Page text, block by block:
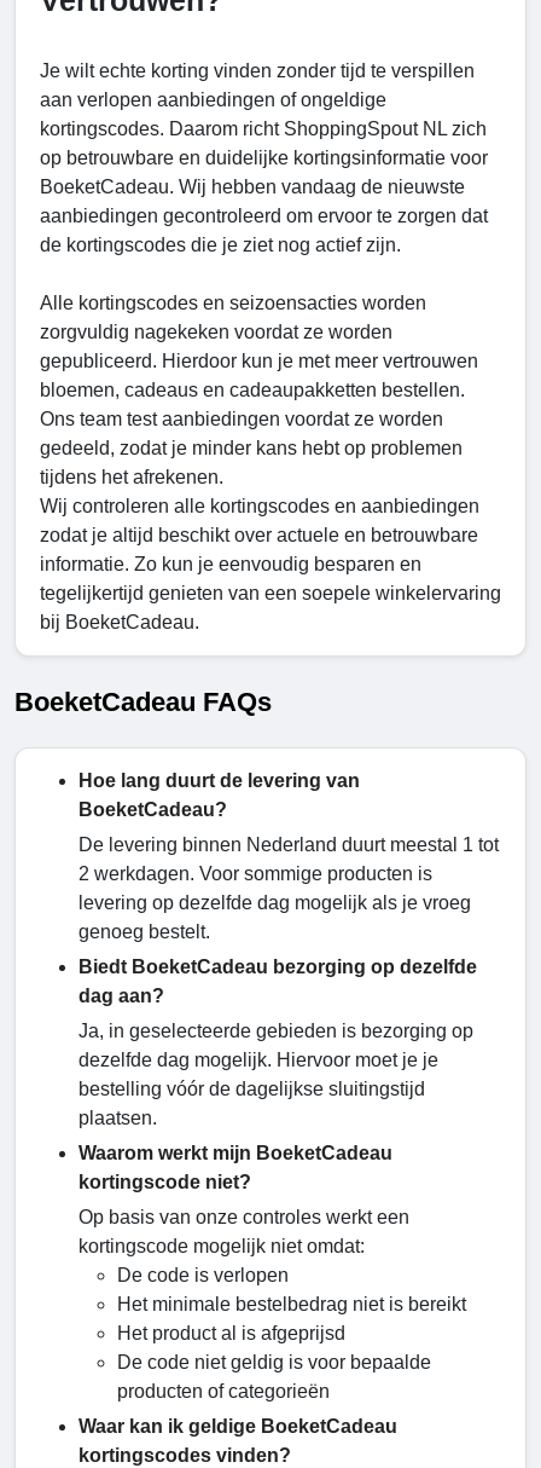
Je wilt echte korting vinden zonder tijd te verspillen
aan verlopen aanbiedingen of ongeldige
kortingscodes. Daarom richt ShoppingSpout NL zich
op betrouwbare en duidelijke kortingsinformatie voor
BoeketCadeau. Wij hebben vandaag de nieuwste
aanbiedingen gecontroleerd om ervoor te zorgen dat
de kortingscodes die je ziet nog actief zijn.
Alle kortingscodes en seizoensacties worden
zorgvuldig nagekeken voordat ze worden
gepubliceerd. Hierdoor kun je met meer vertrouwen
bloemen, cadeaus en cadeaupakketten bestellen.
Ons team test aanbiedingen voordat ze worden
gedeeld, zodat je minder kans hebt op problemen
tijdens het afrekenen.
Wij controleren alle kortingscodes en aanbiedingen
zodat je altijd beschikt over actuele en betrouwbare
informatie. Zo kun je eenvoudig besparen en
tegelijkertijd genieten van een soepele winkelervaring
bij BoeketCadeau.
BoeketCadeau FAQs
Hoe lang duurt de levering van
BoeketCadeau?
De levering binnen Nederland duurt meestal 1 tot
2 werkdagen. Voor sommige producten is
levering op dezelfde dag mogelijk als je vroeg
genoeg bestelt.
Biedt BoeketCadeau bezorging op dezelfde
dag aan?
Ja, in geselecteerde gebieden is bezorging op
dezelfde dag mogelijk. Hiervoor moet je je
bestelling vóór de dagelijkse sluitingstijd
plaatsen.
Waarom werkt mijn BoeketCadeau
kortingscode niet?
Op basis van onze controles werkt een
kortingscode mogelijk niet omdat:
De code is verlopen
Het minimale bestelbedrag niet is bereikt
Het product al is afgeprijsd
De code niet geldig is voor bepaalde
producten of categorieën
Waar kan ik geldige BoeketCadeau
kortingscodes vinden?